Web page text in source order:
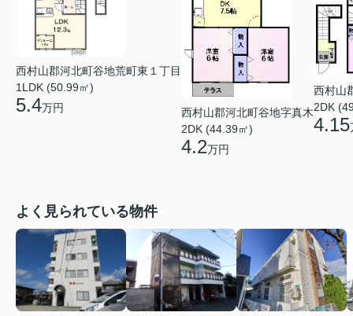
西村山郡河北町谷地荒町東１丁目
1LDK (50.99㎡)
5.4万円
西村山郡河北町谷地字真木
2DK (44.39㎡)
4.2万円
西村山
2DK
4.15
よく見られている物件